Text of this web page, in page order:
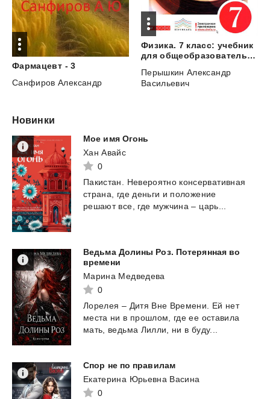
Фармацевт - 3
Санфиров Александр
Физика. 7 класс: учебник
для общеобразовательных учреждений
Перышкин Александр
Васильевич
Новинки
Мое имя Огонь
Хан Авайс
0
Пакистан. Невероятно консервативная
страна, где деньги и положение
решают все, где мужчина – царь...
Ведьма Долины Роз. Потерянная во
времени
Марина Медведева
0
Лорелея – Дитя Вне Времени. Ей нет
места ни в прошлом, где ее оставила
мать, ведьма Лилли, ни в буду...
Спор не по правилам
Екатерина Юрьевна Васина
0